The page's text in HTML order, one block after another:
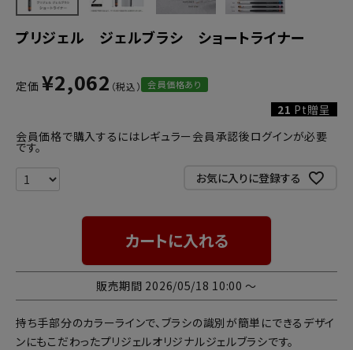
プリジェル ジェルブラシ ショートライナー
定価 ¥2,062 会員価格あり
21 Pt贈呈
会員価格で購入するにはレギュラー会員承認後ログインが必要
です。
お気に入りに登録する
カートに入れる
販売期間 2026/05/18 10:00 〜
持ち手部分のカラーラインで、ブラシの識別が簡単にできるデザイ
ンにもこだわったプリジェルオリジナルジェルブラシです。